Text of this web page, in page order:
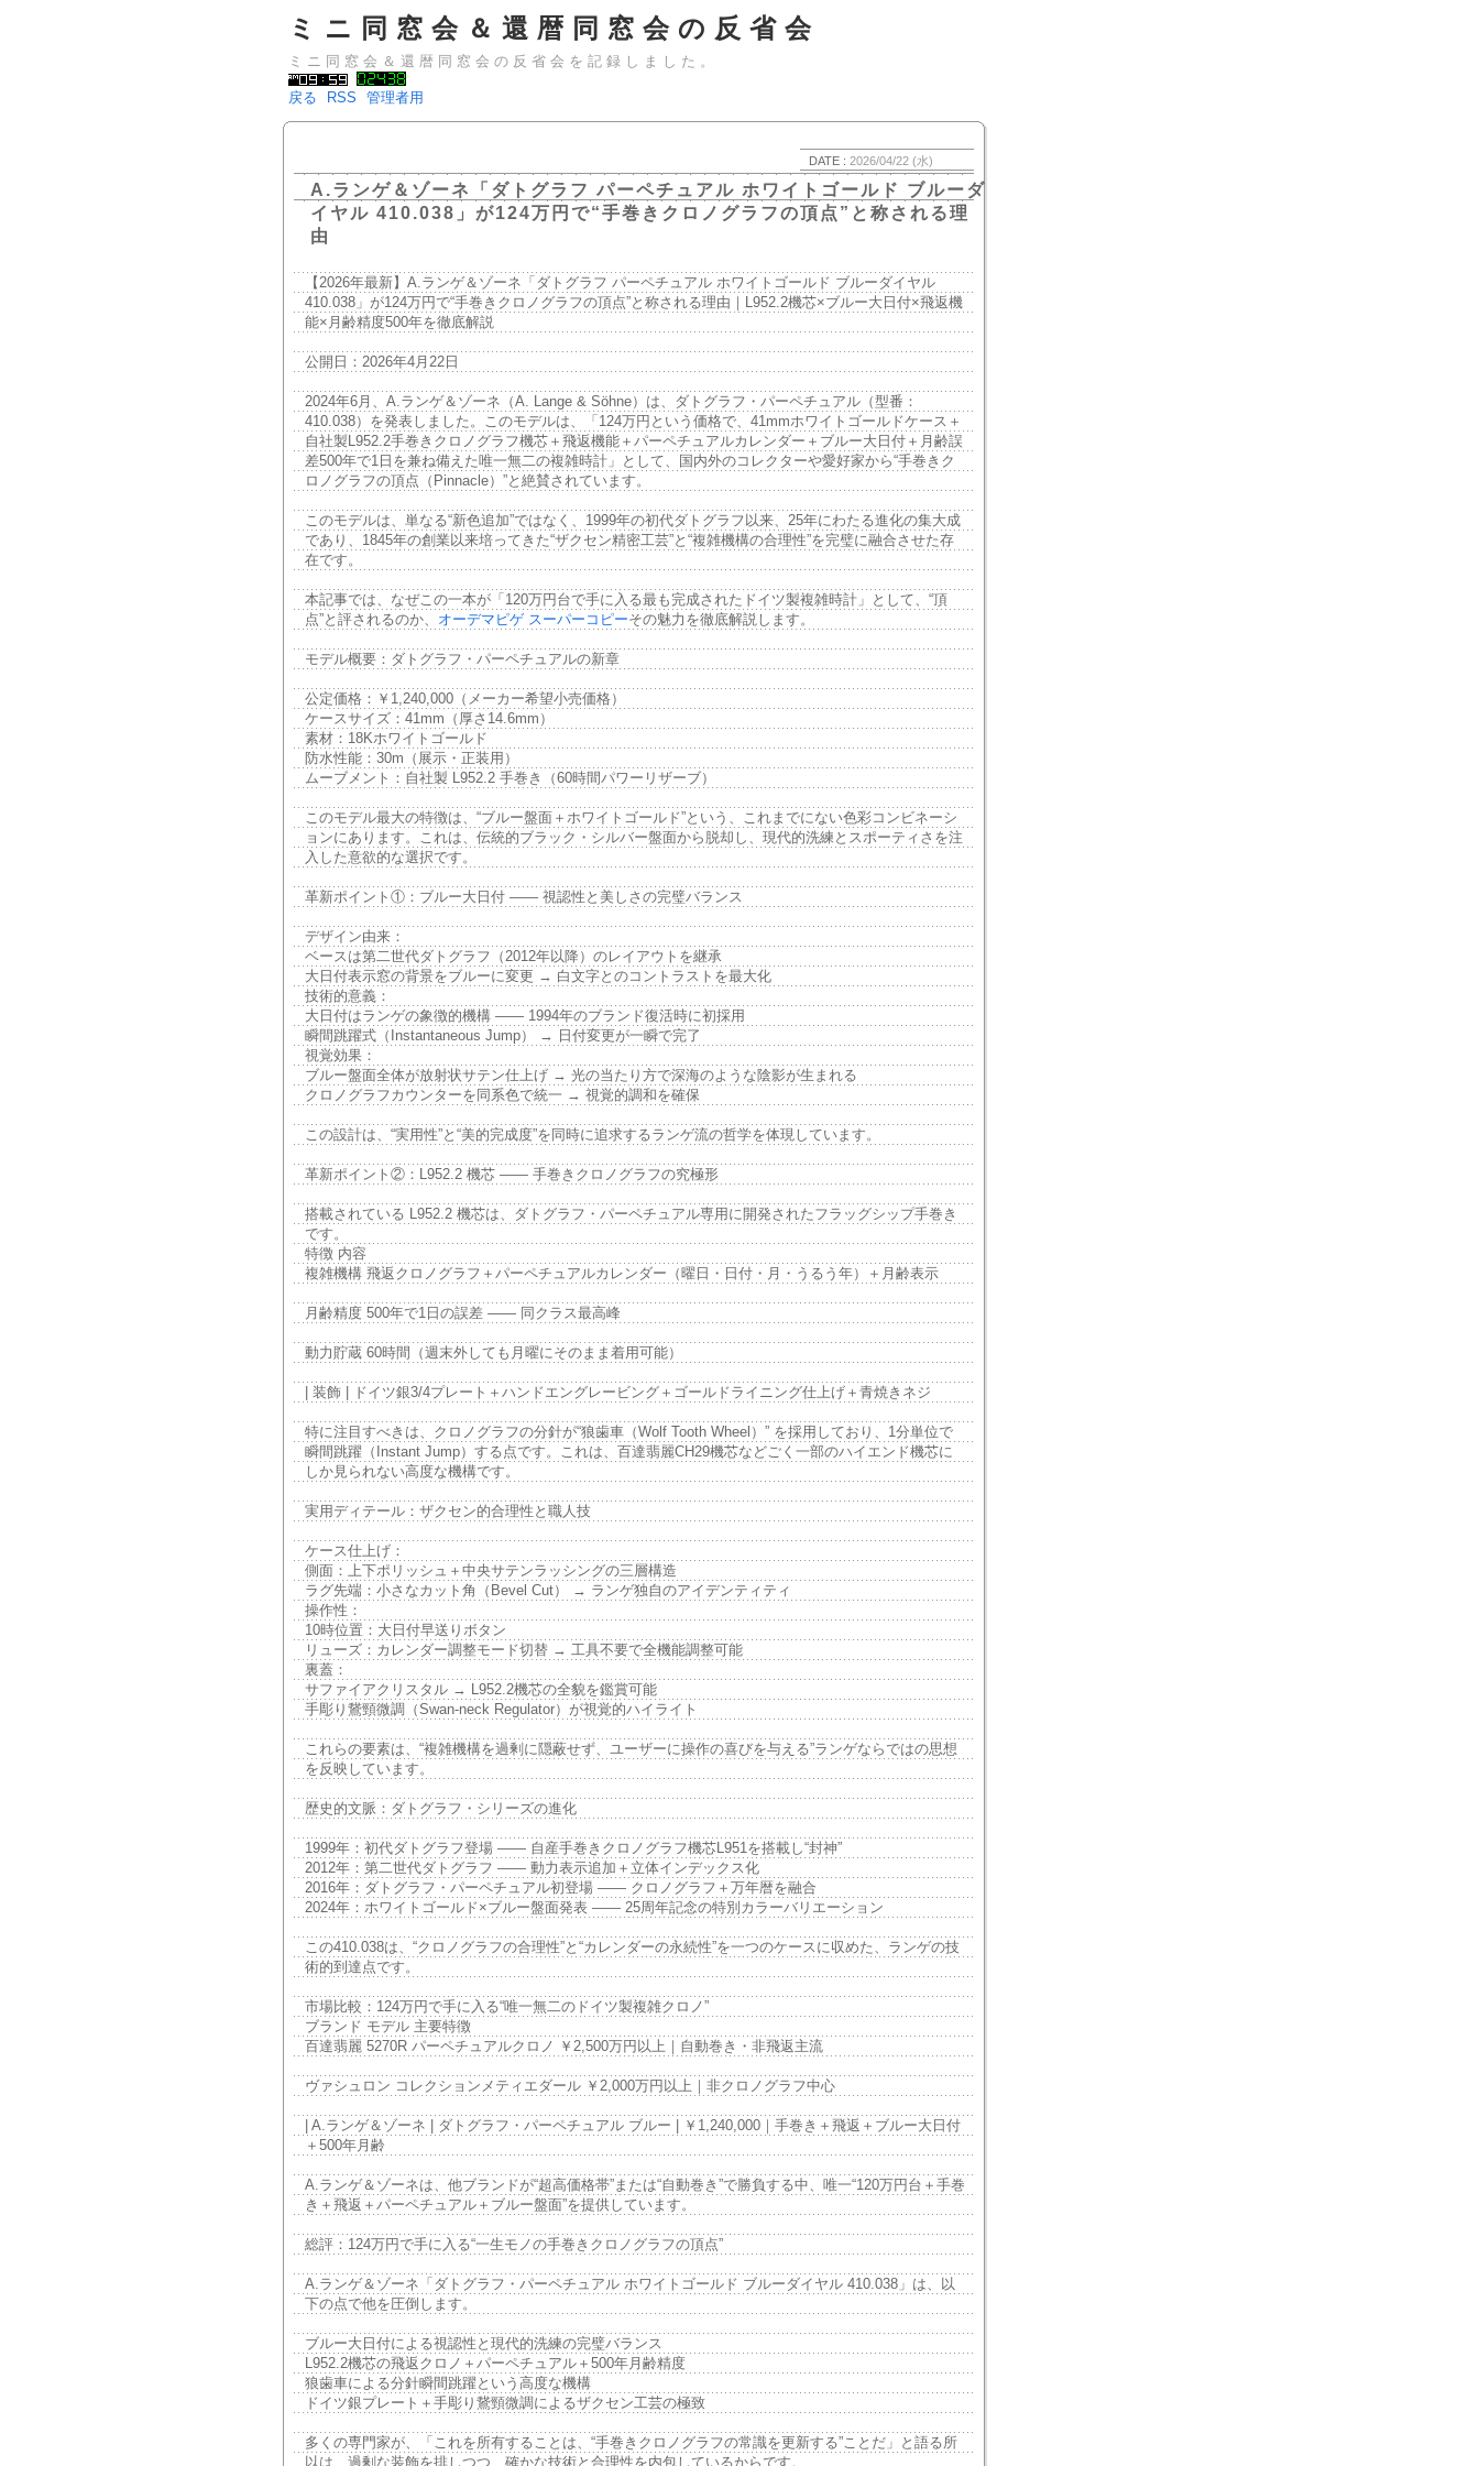
ミニ同窓会＆還暦同窓会の反省会
ミニ同窓会＆還暦同窓会の反省会を記録しました。
戻る RSS 管理者用
DATE : 2026/04/22 (水)
A.ランゲ＆ゾーネ「ダトグラフ パーペチュアル ホワイトゴールド ブルーダ
イヤル 410.038」が124万円で“手巻きクロノグラフの頂点”と称される理
由
【2026年最新】A.ランゲ＆ゾーネ「ダトグラフ パーペチュアル ホワイトゴールド ブルーダイヤル
410.038」が124万円で“手巻きクロノグラフの頂点”と称される理由｜L952.2機芯×ブルー大日付×飛返機
能×月齢精度500年を徹底解説
公開日：2026年4月22日
2024年6月、A.ランゲ＆ゾーネ（A. Lange & Söhne）は、ダトグラフ・パーペチュアル（型番：
410.038）を発表しました。このモデルは、「124万円という価格で、41mmホワイトゴールドケース＋
自社製L952.2手巻きクロノグラフ機芯＋飛返機能＋パーペチュアルカレンダー＋ブルー大日付＋月齢誤
差500年で1日を兼ね備えた唯一無二の複雑時計」として、国内外のコレクターや愛好家から“手巻きク
ロノグラフの頂点（Pinnacle）”と絶賛されています。
このモデルは、単なる“新色追加”ではなく、1999年の初代ダトグラフ以来、25年にわたる進化の集大成
であり、1845年の創業以来培ってきた“ザクセン精密工芸”と“複雑機構の合理性”を完璧に融合させた存
在です。
本記事では、なぜこの一本が「120万円台で手に入る最も完成されたドイツ製複雑時計」として、“頂
点”と評されるのか、 オーデマピゲ スーパーコピーその魅力を徹底解説します。
モデル概要：ダトグラフ・パーペチュアルの新章
公定価格：￥1,240,000（メーカー希望小売価格）
ケースサイズ：41mm（厚さ14.6mm）
素材：18Kホワイトゴールド
防水性能：30m（展示・正装用）
ムーブメント：自社製 L952.2 手巻き（60時間パワーリザーブ）
このモデル最大の特徴は、“ブルー盤面＋ホワイトゴールド”という、これまでにない色彩コンビネーシ
ョンにあります。これは、伝統的ブラック・シルバー盤面から脱却し、現代的洗練とスポーティさを注
入した意欲的な選択です。
革新ポイント①：ブルー大日付 —— 視認性と美しさの完璧バランス
デザイン由来：
ベースは第二世代ダトグラフ（2012年以降）のレイアウトを継承
大日付表示窓の背景をブルーに変更 → 白文字とのコントラストを最大化
技術的意義：
大日付はランゲの象徴的機構 —— 1994年のブランド復活時に初採用
瞬間跳躍式（Instantaneous Jump） → 日付変更が一瞬で完了
視覚効果：
ブルー盤面全体が放射状サテン仕上げ → 光の当たり方で深海のような陰影が生まれる
クロノグラフカウンターを同系色で統一 → 視覚的調和を確保
この設計は、“実用性”と“美的完成度”を同時に追求するランゲ流の哲学を体現しています。
革新ポイント②：L952.2 機芯 —— 手巻きクロノグラフの究極形
搭載されている L952.2 機芯は、ダトグラフ・パーペチュアル専用に開発されたフラッグシップ手巻き
です。
特徴 内容
複雑機構 飛返クロノグラフ＋パーペチュアルカレンダー（曜日・日付・月・うるう年）＋月齢表示
月齢精度 500年で1日の誤差 —— 同クラス最高峰
動力貯蔵 60時間（週末外しても月曜にそのまま着用可能）
| 装飾 | ドイツ銀3/4プレート＋ハンドエングレービング＋ゴールドライニング仕上げ＋青焼きネジ
特に注目すべきは、クロノグラフの分針が“狼歯車（Wolf Tooth Wheel）” を採用しており、1分単位で
瞬間跳躍（Instant Jump）する点です。これは、百達翡麗CH29機芯などごく一部のハイエンド機芯に
しか見られない高度な機構です。
実用ディテール：ザクセン的合理性と職人技
ケース仕上げ：
側面：上下ポリッシュ＋中央サテンラッシングの三層構造
ラグ先端：小さなカット角（Bevel Cut） → ランゲ独自のアイデンティティ
操作性：
10時位置：大日付早送りボタン
リューズ：カレンダー調整モード切替 → 工具不要で全機能調整可能
裏蓋：
サファイアクリスタル → L952.2機芯の全貌を鑑賞可能
手彫り鵞頸微調（Swan-neck Regulator）が視覚的ハイライト
これらの要素は、“複雑機構を過剰に隠蔽せず、ユーザーに操作の喜びを与える”ランゲならではの思想
を反映しています。
歴史的文脈：ダトグラフ・シリーズの進化
1999年：初代ダトグラフ登場 —— 自産手巻きクロノグラフ機芯L951を搭載し“封神”
2012年：第二世代ダトグラフ —— 動力表示追加＋立体インデックス化
2016年：ダトグラフ・パーペチュアル初登場 —— クロノグラフ＋万年暦を融合
2024年：ホワイトゴールド×ブルー盤面発表 —— 25周年記念の特別カラーバリエーション
この410.038は、“クロノグラフの合理性”と“カレンダーの永続性”を一つのケースに収めた、ランゲの技
術的到達点です。
市場比較：124万円で手に入る“唯一無二のドイツ製複雑クロノ”
ブランド モデル 主要特徴
百達翡麗 5270R パーペチュアルクロノ ￥2,500万円以上｜自動巻き・非飛返主流
ヴァシュロン コレクションメティエダール ￥2,000万円以上｜非クロノグラフ中心
| A.ランゲ＆ゾーネ | ダトグラフ・パーペチュアル ブルー | ￥1,240,000｜手巻き＋飛返＋ブルー大日付
＋500年月齢
A.ランゲ＆ゾーネは、他ブランドが“超高価格帯”または“自動巻き”で勝負する中、唯一“120万円台＋手巻
き＋飛返＋パーペチュアル＋ブルー盤面”を提供しています。
総評：124万円で手に入る“一生モノの手巻きクロノグラフの頂点”
A.ランゲ＆ゾーネ「ダトグラフ・パーペチュアル ホワイトゴールド ブルーダイヤル 410.038」は、以
下の点で他を圧倒します。
ブルー大日付による視認性と現代的洗練の完璧バランス
L952.2機芯の飛返クロノ＋パーペチュアル＋500年月齢精度
狼歯車による分針瞬間跳躍という高度な機構
ドイツ銀プレート＋手彫り鵞頸微調によるザクセン工芸の極致
多くの専門家が、「これを所有することは、“手巻きクロノグラフの常識を更新する”ことだ」と語る所
以は、過剰な装飾を排しつつ、確かな技術と合理性を内包しているからです。